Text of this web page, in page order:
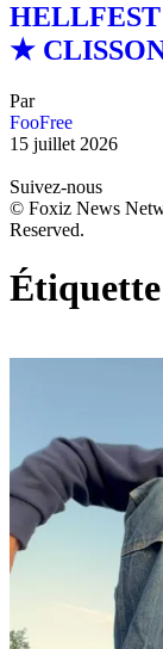
★
Par
FooFree
15 juillet 2026
Suivez-nous
© Foxiz News
Reserved.